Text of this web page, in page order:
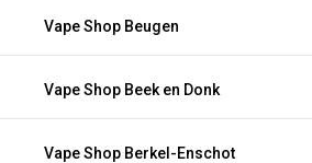
Vape Shop Beugen
Vape Shop Beek en Donk
Vape Shop Berkel-Enschot